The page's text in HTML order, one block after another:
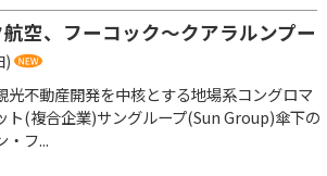
空、フーコック～クアラルンプー
)
光不動産開発を中核とする地場系コングロマ
ト(複合企業)サングループ(Sun Group)傘下の
・フ...